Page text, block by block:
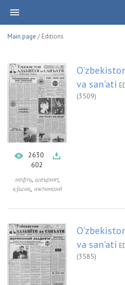
Main page / Editions
2630
602
нефть, шеърият,
қўшиқ, ижтимоий
va san'ati
(3509)
va san'ati
(3585)